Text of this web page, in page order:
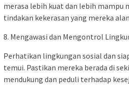
merasa lebih kuat dan lebih mampu
tindakan kekerasan yang mereka
8. Mengawasi dan Mengontrol
Perhatikan lingkungan sosial dan
temui. Pastikan mereka berada di
mendukung dan peduli terhadap